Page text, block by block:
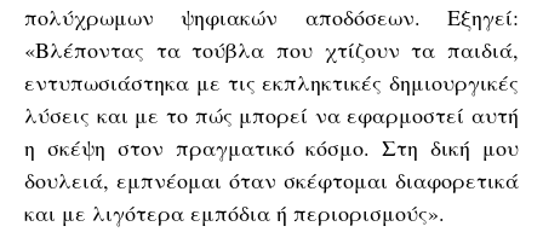
πολύχρωμων ψηφιακών αποδόσεων. Εξηγεί:
«Βλέποντας τα τούβλα που χτίζουν τα παιδιά,
εντυπωσιάστηκα με τις εκπληκτικές δημιουργικές
λύσεις και με το πώς μπορεί να εφαρμοστεί αυτή
η σκέψη στον πραγματικό κόσμο. Στη δική μου
δουλειά, εμπνέομαι όταν σκέφτομαι διαφορετικά
και με λιγότερα εμπόδια ή περιορισμούς».